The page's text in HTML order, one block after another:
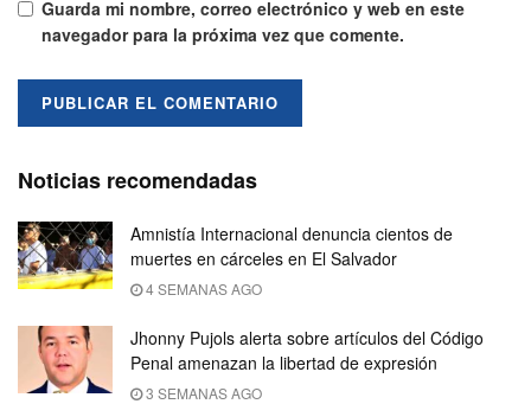
Guarda mi nombre, correo electrónico y web en este
navegador para la próxima vez que comente.
Noticias recomendadas
Amnistía Internacional denuncia cientos de
muertes en cárceles en El Salvador
4 SEMANAS AGO
Jhonny Pujols alerta sobre artículos del Código
Penal amenazan la libertad de expresión
3 SEMANAS AGO